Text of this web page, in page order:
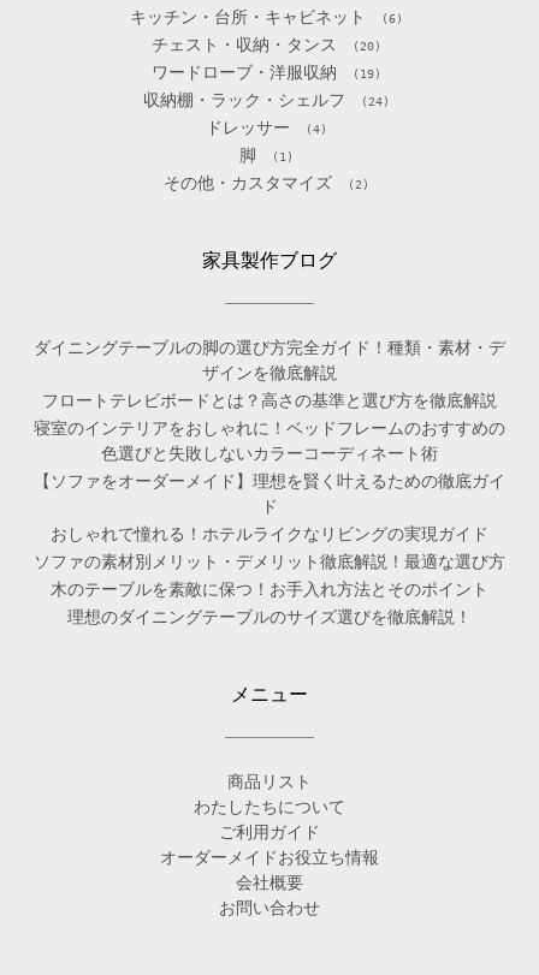
キッチン・台所・キャビネット (6)
チェスト・収納・タンス (20)
ワードローブ・洋服収納 (19)
収納棚・ラック・シェルフ (24)
ドレッサー (4)
脚 (1)
その他・カスタマイズ (2)
家具製作ブログ
ダイニングテーブルの脚の選び方完全ガイド！種類・素材・デ
ザインを徹底解説
フロートテレビボードとは？高さの基準と選び方を徹底解説
寝室のインテリアをおしゃれに！ベッドフレームのおすすめの
色選びと失敗しないカラーコーディネート術
【ソファをオーダーメイド】理想を賢く叶えるための徹底ガイ
ド
おしゃれで憧れる！ホテルライクなリビングの実現ガイド
ソファの素材別メリット・デメリット徹底解説！最適な選び方
木のテーブルを素敵に保つ！お手入れ方法とそのポイント
理想のダイニングテーブルのサイズ選びを徹底解説！
メニュー
商品リスト
わたしたちについて
ご利用ガイド
オーダーメイドお役立ち情報
会社概要
お問い合わせ